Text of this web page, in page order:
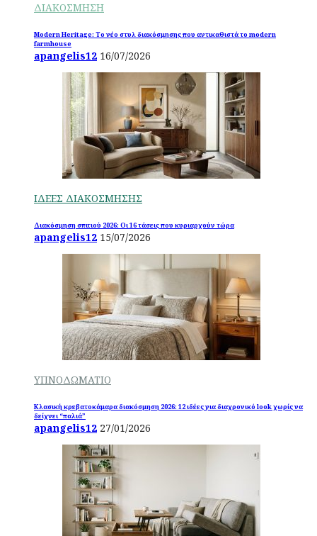
ΔΙΑΚΟΣΜΗΣΗ
Modern Heritage: Το νέο στυλ διακόσμησης που αντικαθιστά το modern
farmhouse
apangelis12 16/07/2026
ΙΔΕΕΣ ΔΙΑΚΟΣΜΗΣΗΣ
Διακόσμηση σπιτιού 2026: Οι 16 τάσεις που κυριαρχούν τώρα
apangelis12 15/07/2026
ΥΠΝΟΔΩΜΑΤΙΟ
Κλασική κρεβατοκάμαρα διακόσμηση 2026: 12 ιδέες για διαχρονικό look χωρίς να
δείχνει “παλιά”
apangelis12 27/01/2026